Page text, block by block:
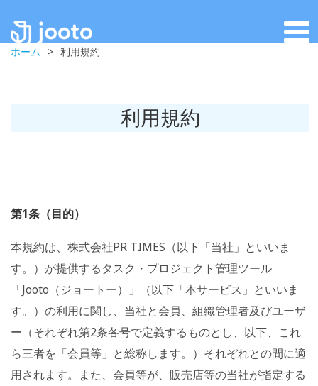
ホーム > 利用規約
利用規約
第1条（目的）
本規約は、株式会社PR TIMES（以下「当社」といいま
す。）が提供するタスク・プロジェクト管理ツール
「Jooto（ジョートー）」（以下「本サービス」といいま
す。）の利用に関し、当社と会員、組織管理者及びユーザ
ー（それぞれ第2条各号で定義するものとし、以下、これ
ら三者を「会員等」と総称します。）それぞれとの間に適
用されます。また、会員等が、販売店等の当社が指定する